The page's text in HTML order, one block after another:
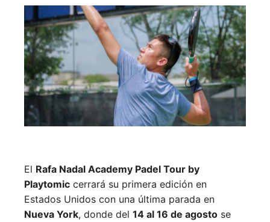
El Rafa Nadal Academy Padel Tour by
Playtomic cerrará su primera edición en
Estados Unidos con una última parada en
Nueva York, donde del 14 al 16 de agosto se